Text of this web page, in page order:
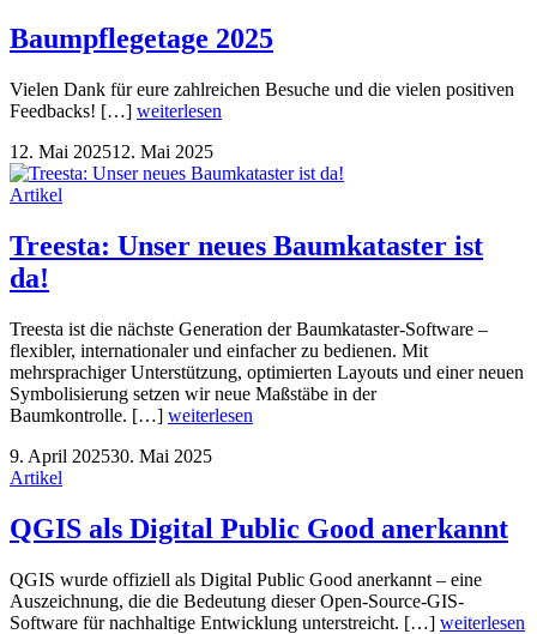
Baumpflegetage 2025
Vielen Dank für eure zahlreichen Besuche und die vielen positiven
Feedbacks! […] weiterlesen
12. Mai 202512. Mai 2025
Artikel
Treesta: Unser neues Baumkataster ist
da!
Treesta ist die nächste Generation der Baumkataster-Software –
flexibler, internationaler und einfacher zu bedienen. Mit
mehrsprachiger Unterstützung, optimierten Layouts und einer neuen
Symbolisierung setzen wir neue Maßstäbe in der
Baumkontrolle. […] weiterlesen
9. April 202530. Mai 2025
Artikel
QGIS als Digital Public Good anerkannt
QGIS wurde offiziell als Digital Public Good anerkannt – eine
Auszeichnung, die die Bedeutung dieser Open-Source-GIS-
Software für nachhaltige Entwicklung unterstreicht. […] weiterlesen